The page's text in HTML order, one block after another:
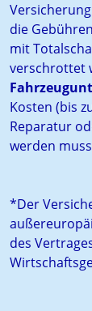
die
mit
verschrottet
Kosten (bis
Reparatur
werden
*Der
des